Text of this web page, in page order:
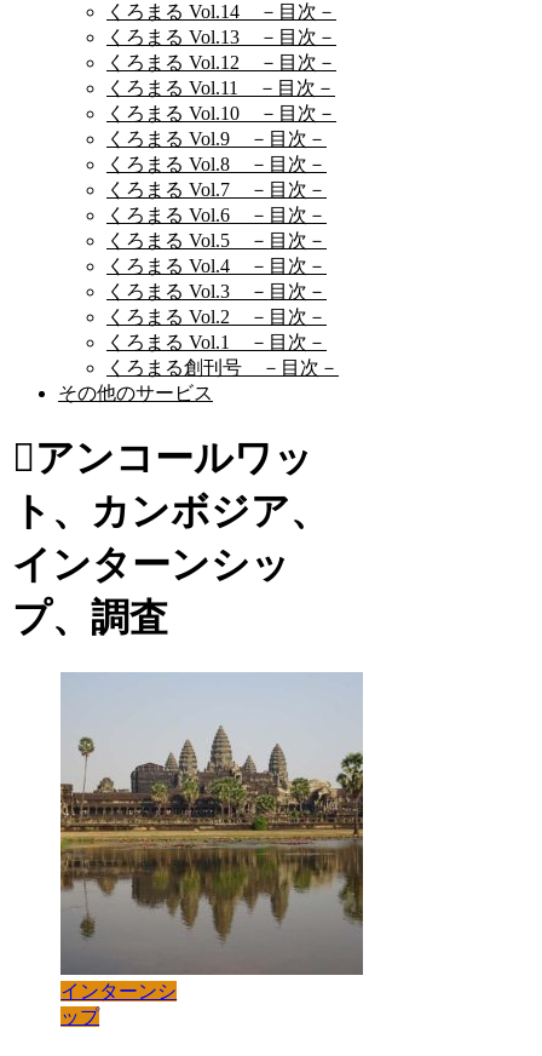
くろまる Vol.14 －目次－
くろまる Vol.13 －目次－
くろまる Vol.12 －目次－
くろまる Vol.11 －目次－
くろまる Vol.10 －目次－
くろまる Vol.9 －目次－
くろまる Vol.8 －目次－
くろまる Vol.7 －目次－
くろまる Vol.6 －目次－
くろまる Vol.5 －目次－
くろまる Vol.4 －目次－
くろまる Vol.3 －目次－
くろまる Vol.2 －目次－
くろまる Vol.1 －目次－
くろまる創刊号 －目次－
その他のサービス
アンコールワッ
ト、カンボジア、
インターンシッ
プ、調査
インターンシ
ップ